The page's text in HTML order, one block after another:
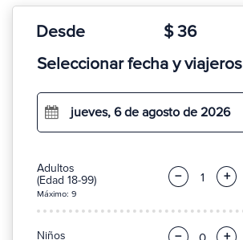
Desde $ 36
Seleccionar fecha y viajeros
jueves, 6 de agosto de 2026
Adultos
(Edad 18-99)
Máximo: 9
− +
Niños − +